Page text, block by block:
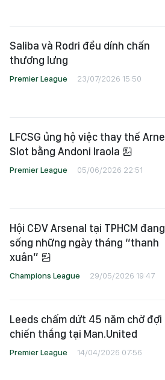
Saliba và Rodri đều dính chấn
thương lưng
Premier League 23/07/2026 15:50
LFCSG ủng hộ việc thay thế Arne
Slot bằng Andoni Iraola
Premier League 05/06/2026 22:51
Hội CĐV Arsenal tại TPHCM đang
sống những ngày tháng “thanh
xuân”
Champions League 29/05/2026 19:47
Leeds chấm dứt 45 năm chờ đợi
chiến thắng tại Man.United
Premier League 14/04/2026 07:56